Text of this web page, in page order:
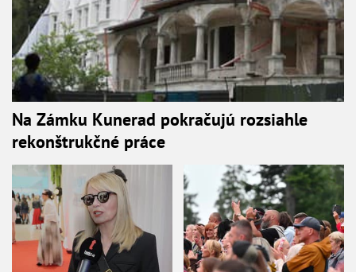
Na Zámku Kunerad pokračujú rozsiahle
rekonštrukčné práce